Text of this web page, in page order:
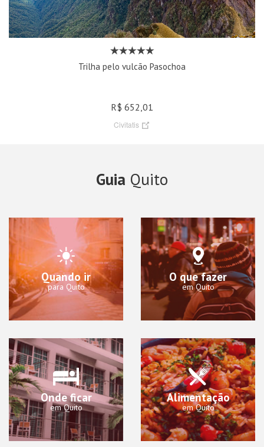
Trilha pelo vulcão Pasochoa
R$ 652,01
Civitatis
Guia Quito
Quando ir
para Quito
O que fazer
em Quito
Onde ficar
em Quito
Alimentação
em Quito